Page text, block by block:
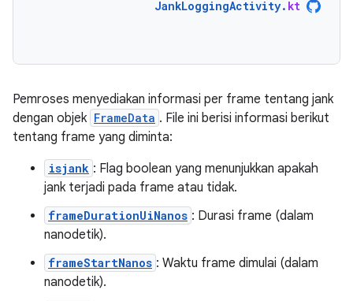
JankLoggingActivity. kt
Pemroses menyediakan informasi per frame tentang jank
dengan objek FrameData . File ini berisi informasi berikut
tentang frame yang diminta:
isjank : Flag boolean yang menunjukkan apakah
jank terjadi pada frame atau tidak.
frameDurationUiNanos : Durasi frame (dalam
nanodetik).
frameStartNanos : Waktu frame dimulai (dalam
nanodetik).